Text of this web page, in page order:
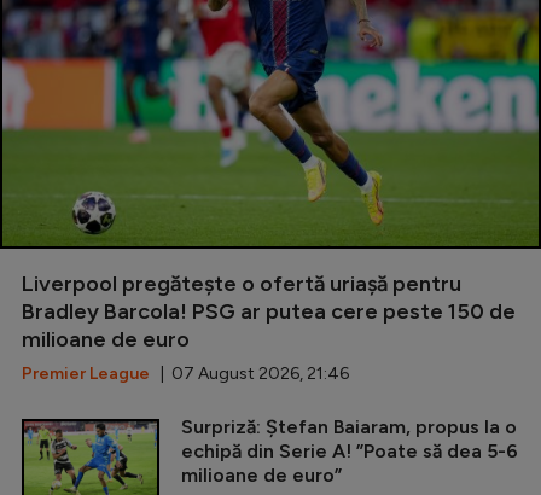
Liverpool pregătește o ofertă uriașă pentru
Bradley Barcola! PSG ar putea cere peste 150 de
milioane de euro
Premier League | 07 August 2026, 21:46
Surpriză: Ștefan Baiaram, propus la o
echipă din Serie A! ”Poate să dea 5-6
milioane de euro”